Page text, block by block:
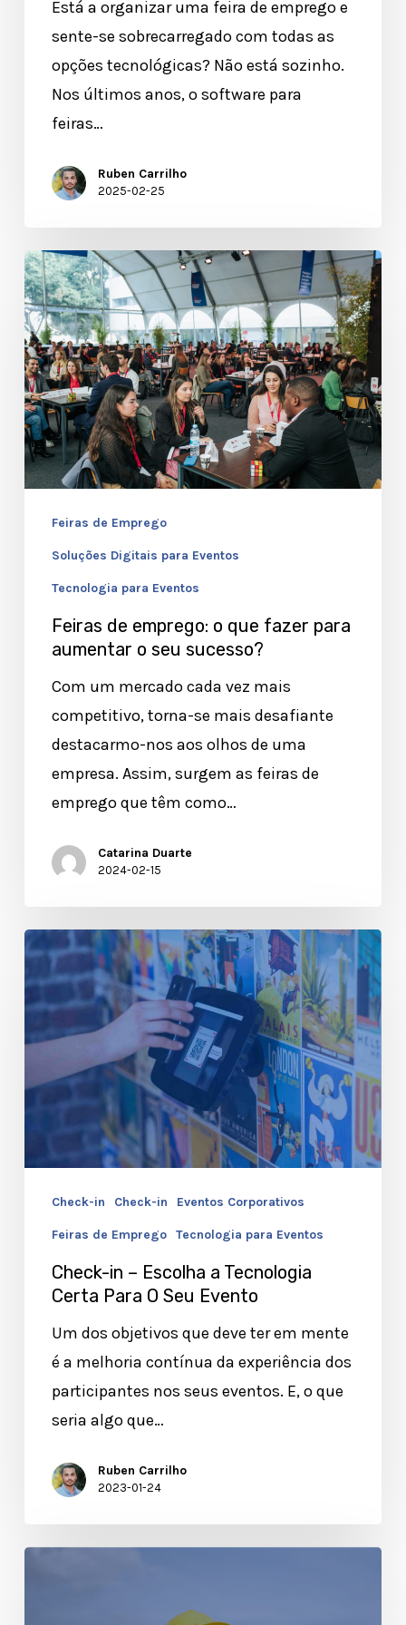
Está a organizar uma feira de emprego e
sente-se sobrecarregado com todas as
opções tecnológicas? Não está sozinho.
Nos últimos anos, o software para
feiras…
Ruben Carrilho
2025-02-25
Feiras
de
emprego:
o
que
fazer
para
aumentar
sucesso?
Feiras de Emprego
Soluções Digitais para Eventos
Tecnologia para Eventos
Feiras de emprego: o que fazer para
aumentar o seu sucesso?
Com um mercado cada vez mais
competitivo, torna-se mais desafiante
destacarmo-nos aos olhos de uma
empresa. Assim, surgem as feiras de
emprego que têm como…
Catarina Duarte
2024-02-15
Check-
–
Escolha
Tecnologia
Evento
Check-in Check-in Eventos Corporativos
Feiras de Emprego Tecnologia para Eventos
Check-in – Escolha a Tecnologia
Certa Para O Seu Evento
Um dos objetivos que deve ter em mente
é a melhoria contínua da experiência dos
participantes nos seus eventos. E, o que
seria algo que…
Ruben Carrilho
2023-01-24